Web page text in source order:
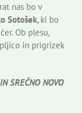
nas bo v
Sotošek, ki bo
Ob plesu,
in prigrizek
SREČNO NOVO